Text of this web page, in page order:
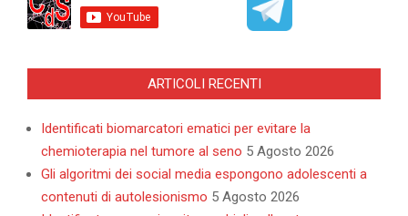
ARTICOLI RECENTI
Identificati biomarcatori ematici per evitare la
chemioterapia nel tumore al seno 5 Agosto 2026
Gli algoritmi dei social media espongono adolescenti a
contenuti di autolesionismo 5 Agosto 2026